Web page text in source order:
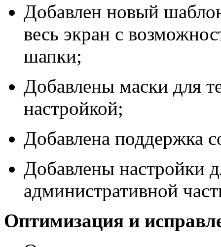
Добавлен новый
весь экран с
шапки;
Добавлены маски для
настройкой;
Добавлена поддержка
Добавлены настройки
административной
Оптимизация и